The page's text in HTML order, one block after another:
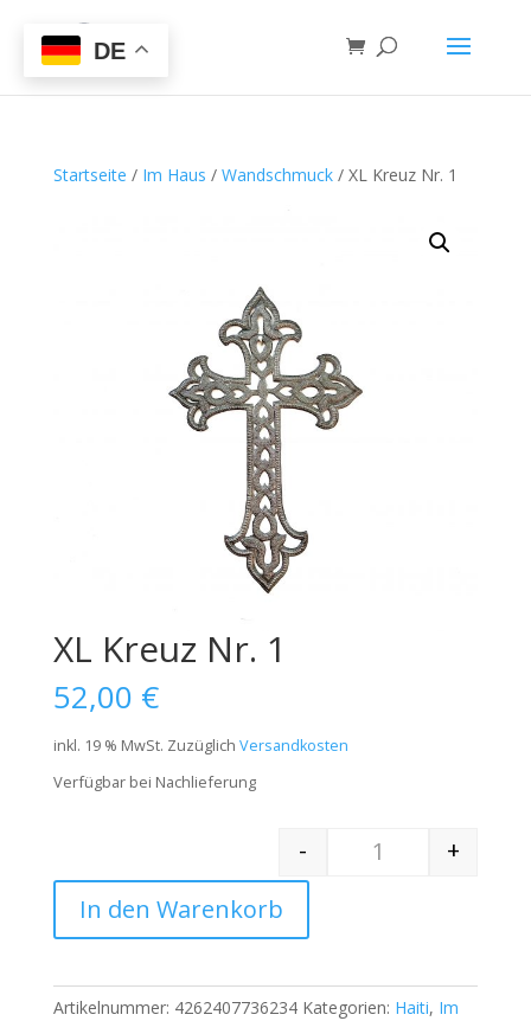
Startseite / Im Haus / Wandschmuck/ XL Kreuz Nr. 1
XL Kreuz Nr. 1
52,00 €
inkl. 19 % MwSt. Zuzüglich Versandkosten
Verfügbar bei Nachlieferung
Quantity
-
+
In den Warenkorb
Artikelnummer: 4262407736234 Kategorien: Haiti, Im
DE